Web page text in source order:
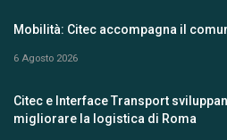
Mobilità: Citec accompagna il
6 Agosto 2026
Citec e Interface Transport
migliorare la logistica di Roma